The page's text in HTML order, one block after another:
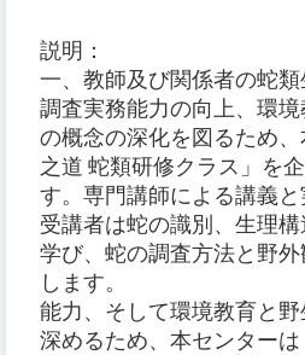
説明：
一、教師及び関係者の蛇
調査実務能力の向上、環
の概念の深化を図るため
之道 蛇類研修クラス」を
す。専門講師による講義と
受講者は蛇の識別、生理
学び、蛇の調査方法と野
します。
能力、そして環境教育と
深めるため、本センター